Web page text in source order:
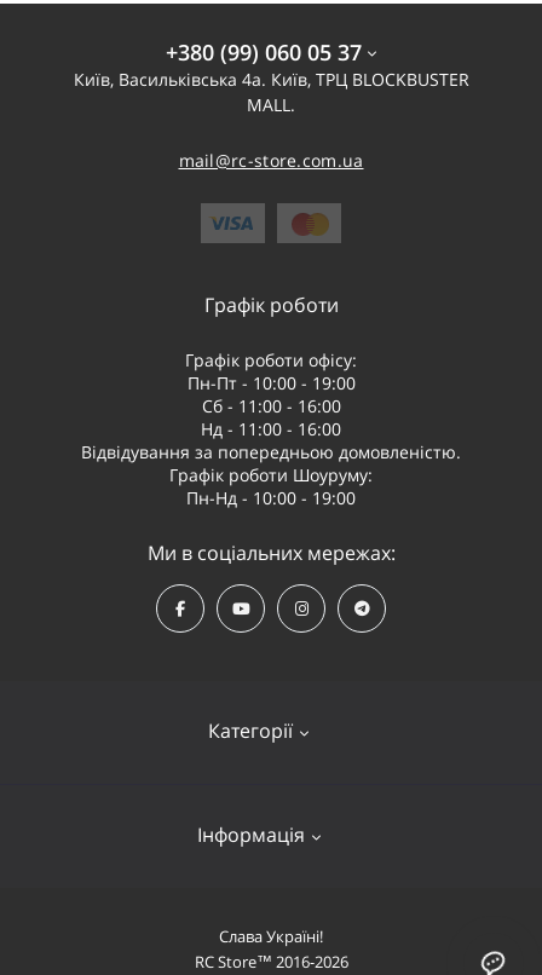
+380 (99) 060 05 37
Київ, Васильківська 4а. Київ, ТРЦ BLOCKBUSTER
MALL.
mail@rc-store.com.ua
Категорії
Квадрокоптери
Літаки
Інформація
Оплата і доставка
Про компанію
Графік роботи
Графік роботи офісу:
Пн-Пт - 10:00 - 19:00
Сб - 11:00 - 16:00
Нд - 11:00 - 16:00
Відвідування за попередньою домовленістю.
Графік роботи Шоуруму:
Пн-Нд - 10:00 - 19:00
Ми в соціальних мережах:
Слава Україні!
RC Store™ 2016-2026